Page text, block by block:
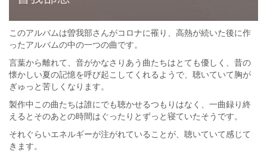
このアルバムは曽我部さんがコロナに罹り、高熱が続いた後に作
ったアルバムの中の一つの曲です。
言葉から離れて、音がかなさりあう曲たちはとても優しく、昔の
懐かしい夏の記憶を呼び起こしてくれるようで、聴いていて胸が
ぎゅっと苦しくなります。
製作中この曲たちは誰にでも聴かせるつもりはなく、一曲録り終
えるとそのあとの時間はぐったりとずっと寝ていたそうです。
それぐらいエネルギーが注がれていることが、聴いていて感じて
きます。